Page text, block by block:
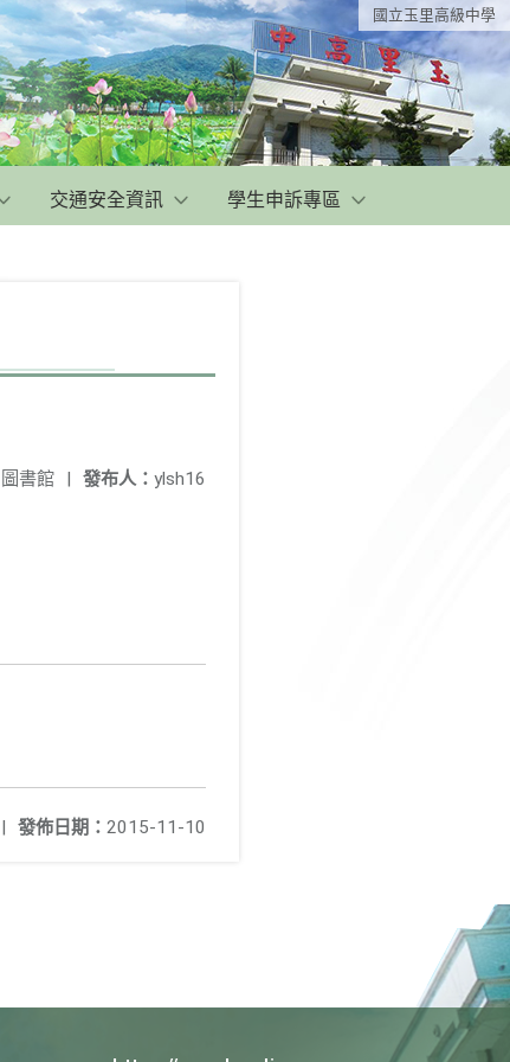
國立玉里高級中學
交通安全資訊 學生申訴專區
發布人： ylsh16
圖書館 |
發佈日期： 2015-11-10
|